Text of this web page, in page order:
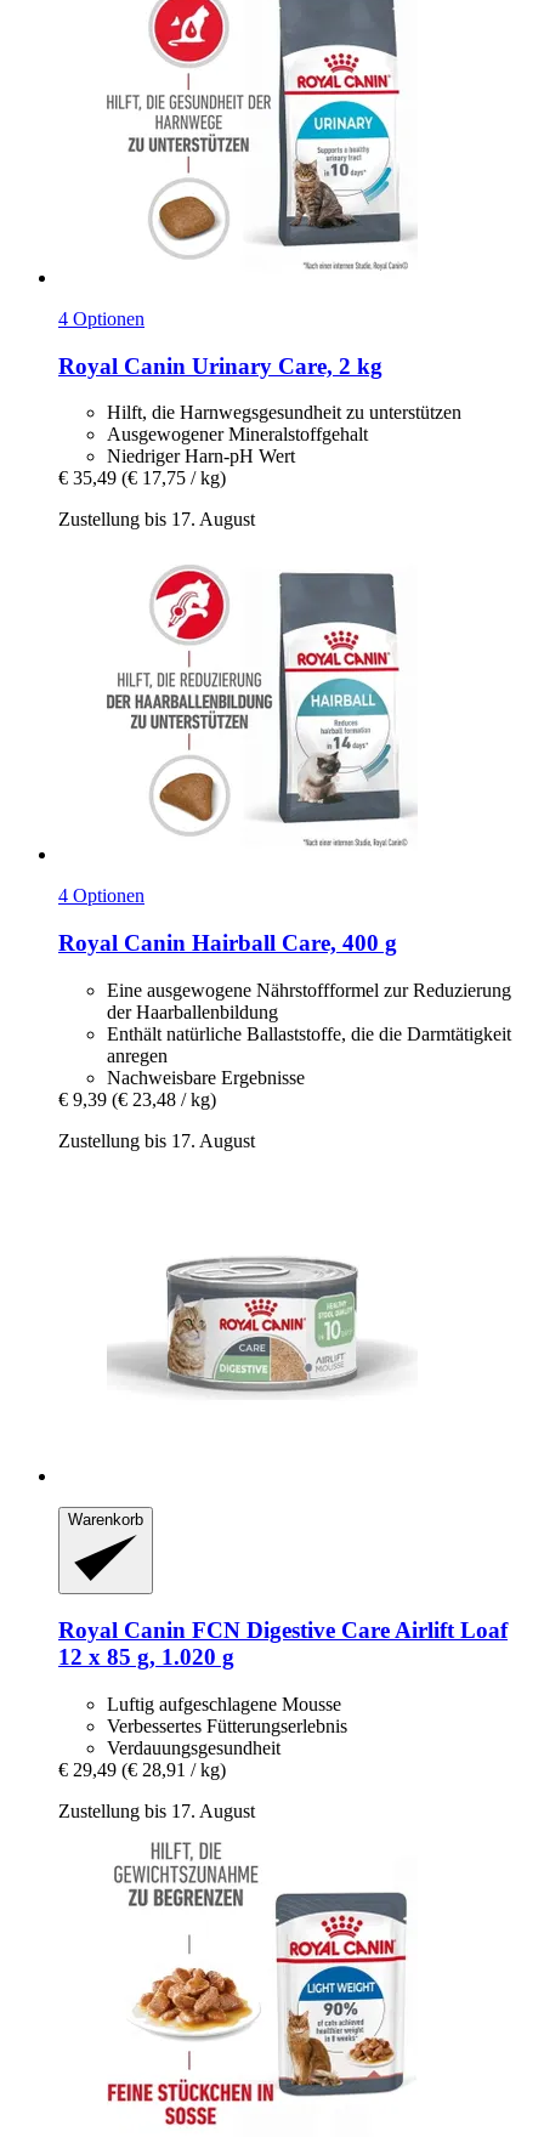
4 Optionen
Royal Canin Urinary Care, 2 kg
Hilft, die Harnwegsgesundheit zu unterstützen
Ausgewogener Mineralstoffgehalt
Niedriger Harn-pH Wert
€ 35,49 (€ 17,75 / kg)
Zustellung bis 17. August
4 Optionen
Royal Canin Hairball Care, 400 g
Eine ausgewogene Nährstoffformel zur Reduzierung
der Haarballenbildung
Enthält natürliche Ballaststoffe, die die Darmtätigkeit
anregen
Nachweisbare Ergebnisse
€ 9,39 (€ 23,48 / kg)
Zustellung bis 17. August
Warenkorb
Royal Canin FCN Digestive Care Airlift Loaf
12 x 85 g, 1.020 g
Luftig aufgeschlagene Mousse
Verbessertes Fütterungserlebnis
Verdauungsgesundheit
€ 29,49 (€ 28,91 / kg)
Zustellung bis 17. August